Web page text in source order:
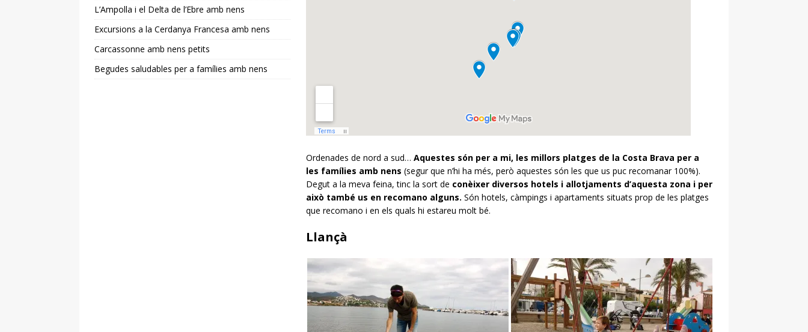
Ordenades de nord a sud… Aquestes són per a mi, les millors platges de la Costa Brava per a
les famílies amb nens (segur que n’hi ha més, però aquestes són les que us puc recomanar 100%).
Degut a la meva feina, tinc la sort de conèixer diversos hotels i allotjaments d’aquesta zona i per
això també us en recomano alguns. Són hotels, càmpings i apartaments situats prop de les platges
que recomano i en els quals hi estareu molt bé.
Llançà
L’Ampolla i el Delta de l’Ebre amb nens
Excursions a la Cerdanya Francesa amb nens
Carcassonne amb nens petits
Begudes saludables per a famílies amb nens